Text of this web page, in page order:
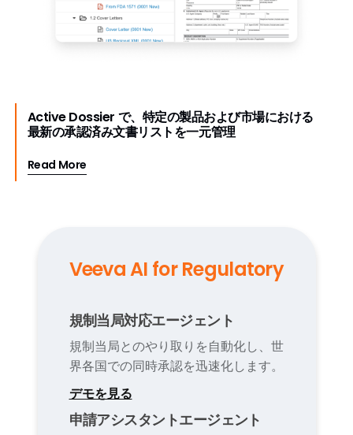
Active Dossier で、特定の製品および市場における
最新の承認済み文書リストを一元管理
Read More
Veeva AI for Regulatory
規制当局対応エージェント
規制当局とのやり取りを自動化し、世
界各国での同時承認を迅速化します。
デモを見る
申請アシスタントエージェント